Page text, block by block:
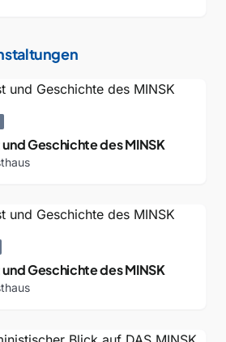
und Geschichte des MINSK
und Geschichte des MINSK